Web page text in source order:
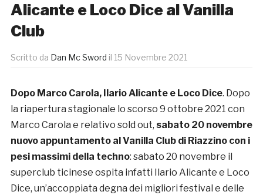
Alicante e Loco Dice al Vanilla
Club
Scritto da Dan Mc Sword il 15 Novembre 2021
Dopo Marco Carola, Ilario Alicante e Loco Dice. Dopo
la riapertura stagionale lo scorso 9 ottobre 2021 con
Marco Carola e relativo sold out, sabato 20 novembre
nuovo appuntamento al Vanilla Club di Riazzino con i
pesi massimi della techno: sabato 20 novembre il
superclub ticinese ospita infatti Ilario Alicante e Loco
Dice, un’accoppiata degna dei migliori festival e delle